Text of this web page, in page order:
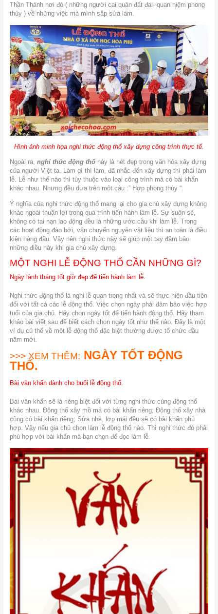
Thần Thánh nơi đó ( những người cai quản đất đai- quan niệm phong
thủy ) về những việc mà mình sắp sửa làm.
Hình ảnh minh họa nghi thức động thổ xây dựng công trình thực tế.
Ngoài ra, nghi thức động thổnày là nét đẹp trong văn hóa xây dựng
của người Việt ta. Làm gì thì làm, đã nhắc đến xây dựng thì phải làm
lễ. Lễ như thế nào thì tùy thuộc vào loại công trình mà có bài khấn
khác nhau. Nhưng đều dựa trên một câu :” Hợp phong thủy “.
Ý nghĩa của nghi thức động thổ mang lại cho gia chủ xây dựng không
khác ngoài thuận lợi trong quá trình tiến hành làm lễ. Sự suôn sẻ,
không có tai nạn lao động đều là những ước cầu khi làm lễ. Trong
các hoạt động đào bới, vận chuyển nguyên vật liệu thì an toàn là điều
kiện hàng đầu. Vậy nên nghi thức này sẽ giúp một tay đảm bảo
những điều này khi gia chủ xây dựng.
MỘT NGHI LỄ ĐỘNG THỔ CẦN NHỮNG GÌ?
Ngày lành tháng tốt giờ đẹp để tiến hành làm lễ.
Nghi thức động thổ là nghi lễ quan trọng nhất và sẽ thực hiện đầu tiên
đối với tất cả các lễ động thổ. Việc chọn ngày phải đảm bảo việc hợp
tuổi của gia chủ. Hãy chọn ngày tốt để tiến hành động thổ. Hãy tham
khảo bài viết sau để biết cách chọn ngày tốt như thế nào. Đây là một
ví dụ củ thể về một lễ động thổ đặc biệt thường được tổ chức đầu
năm mới.
>>> XEM THÊM: NGÀY TỐT ĐỘNG
THỔ.
Bài văn khấn dành cho buổi lễ động thổ.
Bài văn khấn sẽ là riêng biệt đối với từng nghi thức cúng động thổ
khác nhau. Động thổ xây mồ mả có bài khấn riêng; Động thổ xây nhà
cũng có bài khấn riêng; Sửa nhà, lợp mái đều sẽ có bài khấn phù
hợp. Vậy nếu gia chủ chọn làm lễ động thổ nào. Thì nghi thức đó phải
phù hợp với bài khấn mà bạn chọn để đọc làm lễ.